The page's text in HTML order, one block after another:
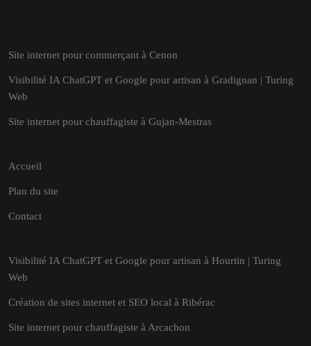
Site internet pour commerçant à Cenon
Visibilité IA ChatGPT et Google pour artisan à Gradignan | Turing
Web
Site internet pour chauffagiste à Gujan-Mestras
Accueil
Plan du site
Contact
Visibilité IA ChatGPT et Google pour artisan à Hourtin | Turing
Web
Création de sites internet et SEO local à Ribérac
Site internet pour chauffagiste à Arcachon